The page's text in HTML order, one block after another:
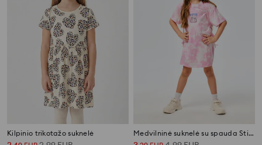
Kilpinio trikotažo suknelė Medvilninė suknelė su spauda Stitch